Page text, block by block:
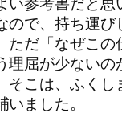
ので、持ち運び
ただ「なぜこの
理屈が少ないの
そこは、ふくし
ました。